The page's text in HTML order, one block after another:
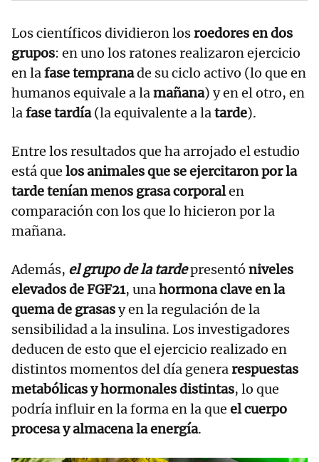
Los científicos dividieron losroedores en dos
grupos: en uno los ratones realizaron ejercicio
en lafase tempranade su ciclo activo (lo que en
humanos equivale a lamañana) y en el otro, en
lafase tardía(la equivalente a latarde).
Entre los resultados que ha arrojado el estudio
está que los animales que se ejercitaron por la
tarde tenían menos grasa corporalen
comparación con los que lo hicieron por la
mañana.
Además, el grupo de la tardepresentó niveles
elevados de FGF21, unahormona clave en la
quema de grasasy en la regulación de la
sensibilidad a la insulina. Los investigadores
deducen de esto que el ejercicio realizado en
distintos momentos del día generarespuestas
metabólicas y hormonales distintas, lo que
podría influir en la forma en la que el cuerpo
procesa y almacena la energía.